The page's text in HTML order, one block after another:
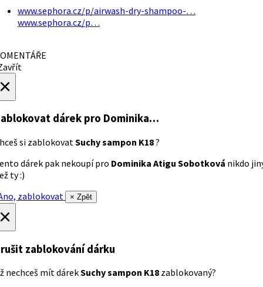
www.sephora.cz/p/airwash-dry-shampoo-…
www.sephora.cz/p…
dárek pro Dominika…
si zablokovatSuchy sampon K18?
dárek pak nekoupí pro Dominika Atigu Sobotková nikdo
ty :)
zablokovat
× Zpět
zablokování dárku
nechceš mít dárekSuchy sampon K18 zablokovaný?